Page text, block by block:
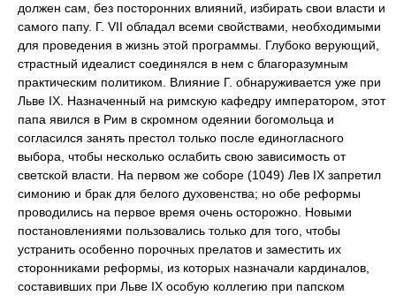
должен сам, без посторонних влияний, избирать свои власти и
самого папу. Г. VII обладал всеми свойствами, необходимыми
для проведения в жизнь этой программы. Глубоко верующий,
страстный идеалист соединялся в нем с благоразумным
практическим политиком. Влияние Г. обнаруживается уже при
Льве IX. Назначенный на римскую кафедру императором, этот
папа явился в Рим в скромном одеянии богомольца и
согласился занять престол только после единогласного
выбора, чтобы несколько ослабить свою зависимость от
светской власти. На первом же соборе (1049) Лев IX запретил
симонию и брак для белого духовенства; но обе реформы
проводились на первое время очень осторожно. Новыми
постановлениями пользовались только для того, чтобы
устранить особенно порочных прелатов и заместить их
сторонниками реформы, из которых назначали кардиналов,
составивших при Льве IX особую коллегию при папском